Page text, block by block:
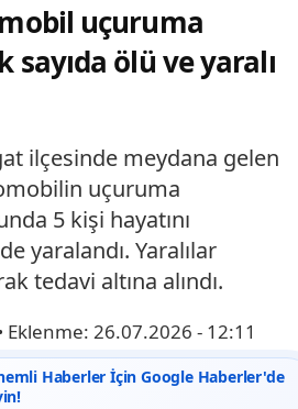
uçuruma
sayıda ölü ve yaralı
ilçesinde meydana gelen
uçuruma
5 kişi hayatını
yaralandı. Yaralılar
tedavi altına alındı.
Eklenme: 26.07.2026 - 12:11
Haberler İçin Google Haberler'de